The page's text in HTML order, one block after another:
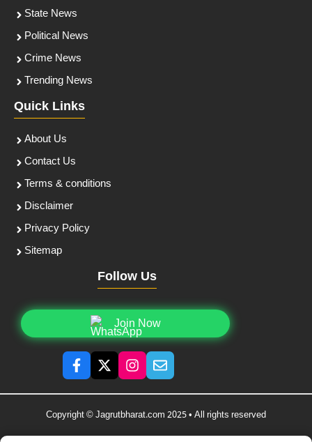
State News
Political News
Crime News
Trending News
Quick Links
About Us
Contact Us
Terms & conditions
Disclaimer
Privacy Policy
Sitemap
Follow Us
Join Now
Copyright © Jagrutbharat.com 2025 • All rights reserved